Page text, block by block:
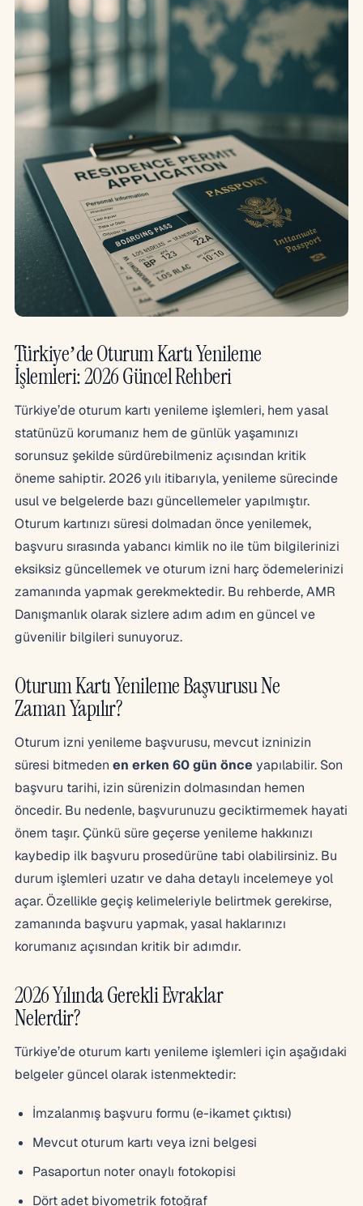
Türkiye’de Oturum Kartı Yenileme
İşlemleri: 2026 Güncel Rehberi
Türkiye’de oturum kartı yenileme işlemleri, hem yasal
statünüzü korumanız hem de günlük yaşamınızı
sorunsuz şekilde sürdürebilmeniz açısından kritik
öneme sahiptir. 2026 yılı itibarıyla, yenileme sürecinde
usul ve belgelerde bazı güncellemeler yapılmıştır.
Oturum kartınızı süresi dolmadan önce yenilemek,
başvuru sırasında yabancı kimlik no ile tüm bilgilerinizi
eksiksiz güncellemek ve oturum izni harç ödemelerinizi
zamanında yapmak gerekmektedir. Bu rehberde, AMR
Danışmanlık olarak sizlere adım adım en güncel ve
güvenilir bilgileri sunuyoruz.
Oturum Kartı Yenileme Başvurusu Ne
Zaman Yapılır?
Oturum izni yenileme başvurusu, mevcut izninizin
süresi bitmeden en erken 60 gün önce yapılabilir. Son
başvuru tarihi, izin sürenizin dolmasından hemen
öncedir. Bu nedenle, başvurunuzu geciktirmemek hayati
önem taşır. Çünkü süre geçerse yenileme hakkınızı
kaybedip ilk başvuru prosedürüne tabi olabilirsiniz. Bu
durum işlemleri uzatır ve daha detaylı incelemeye yol
açar. Özellikle geçiş kelimeleriyle belirtmek gerekirse,
zamanında başvuru yapmak, yasal haklarınızı
korumanız açısından kritik bir adımdır.
2026 Yılında Gerekli Evraklar
Nelerdir?
Türkiye’de oturum kartı yenileme işlemleri için aşağıdaki
belgeler güncel olarak istenmektedir:
İmzalanmış başvuru formu (e-ikamet çıktısı)
Mevcut oturum kartı veya izni belgesi
Pasaportun noter onaylı fotokopisi
Dört adet biyometrik fotoğraf